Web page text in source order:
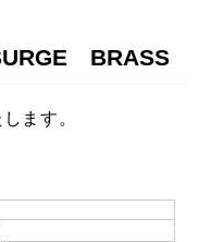
BRASS
ます。